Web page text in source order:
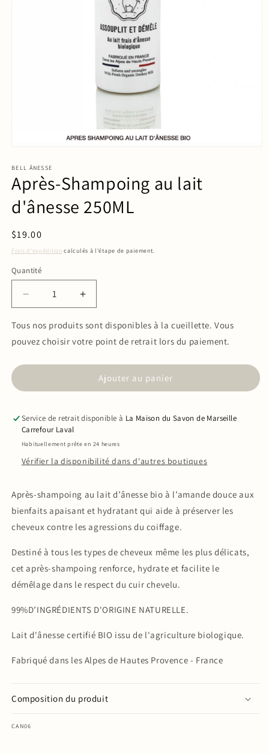
BELL ÂNESSE
Après-Shampoing au lait
d'ânesse 250ML
Prix
habituel
$19.00
Frais d'expédition calculés à l'étape de paiement.
Quantité
Quantité
Réduire
la
quantité
de
Shampoing
250ML
Augmenter
la
quantité
de
Après-
Shampoing
250ML
Tous nos produits sont disponibles à la cueillette. Vous
pouvez choisir votre point de retrait lors du paiement.
Ajouter au panier
Service de retrait disponible à La Maison du Savon de Marseille
Carrefour Laval
Habituellement prête en 24 heures
Vérifier la disponibilité dans d'autres boutiques
Après-shampoing au lait d’ânesse bio à l’amande douce aux
bienfaits apaisant et hydratant qui aide à préserver les
cheveux contre les agressions du coiffage.
Destiné à tous les types de cheveux même les plus délicats,
cet après-shampoing renforce, hydrate et facilite le
démêlage dans le respect du cuir chevelu.
99%D’INGRÉDIENTS D'ORIGINE NATURELLE.
Lait d'ânesse certifié BIO issu de l'agriculture biologique.
Fabriqué dans les Alpes de Hautes Provence - France
Composition du produit
SKU:
CAN06